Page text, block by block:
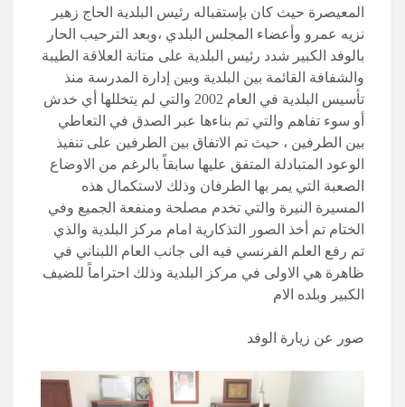
المعيصرة حيث كان بإستقباله رئيس البلدية الحاج زهير
نزيه عمرو وأعضاء المجلس البلدي ،وبعد الترحيب الحار
بالوفد الكبير شدد رئيس البلدية على متانة العلاقة الطيبة
والشفافة القائمة بين البلدية وبين إدارة المدرسة منذ
تأسيس البلدية في العام 2002 والتي لم يتخللها أي خدش
أو سوء تفاهم والتي تم بناءها عبر الصدق في التعاطي
بين الطرفين ، حيث تم الاتفاق بين الطرفين على تنفيذ
الوعود المتبادلة المتفق عليها سابقاً بالرغم من الاوضاع
الصعبة التي يمر بها الطرفان وذلك لاستكمال هذه
المسيرة النيرة والتي تخدم مصلحة ومنفعة الجميع وفي
الختام تم أخذ الصور التذكارية امام مركز البلدية والذي
تم رفع العلم الفرنسي فيه الى جانب العام اللبناني في
ظاهرة هي الاولى في مركز البلدية وذلك احتراماً للضيف
الكبير وبلده الام
صور عن زيارة الوفد